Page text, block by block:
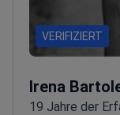
VERIFIZIERT
Irena
19 Jahre der